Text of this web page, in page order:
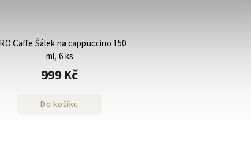
Caffe Šálek na cappuccino 150
ml, 6 ks
999 Kč
Do košíku